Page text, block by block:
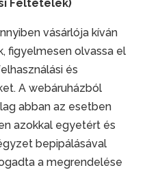
Feltételek)
vásárlója kíván
figyelmesen olvassa el
és
A webáruházból
abban az esetben
azokkal egyetért és
bepipálásával
a megrendelése